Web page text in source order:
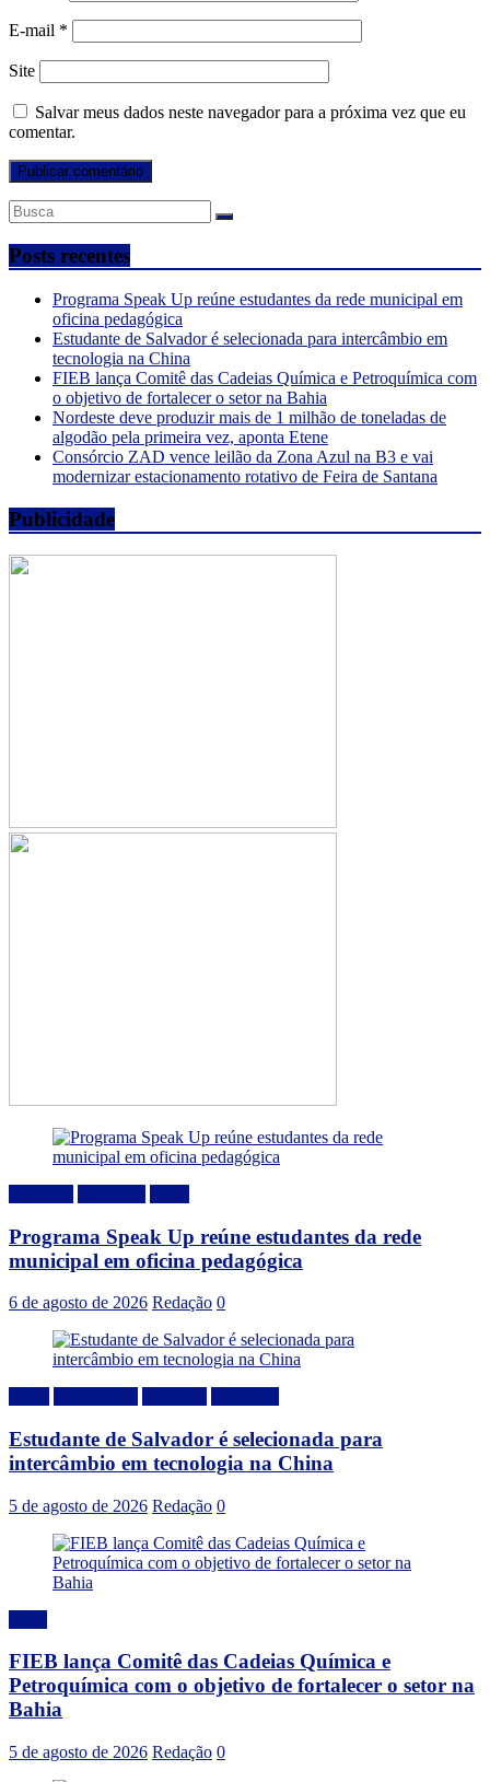
E-mail *
Site
Salvar meus dados neste navegador para a próxima vez que eu
comentar.
Posts recentes
Programa Speak Up reúne estudantes da rede municipal em
oficina pedagógica
Estudante de Salvador é selecionada para intercâmbio em
tecnologia na China
FIEB lança Comitê das Cadeias Química e Petroquímica com
o objetivo de fortalecer o setor na Bahia
Nordeste deve produzir mais de 1 milhão de toneladas de
algodão pela primeira vez, aponta Etene
Consórcio ZAD vence leilão da Zona Azul na B3 e vai
modernizar estacionamento rotativo de Feira de Santana
Publicidade
Programa Speak Up reúne estudantes da rede
municipal em oficina pedagógica
6 de agosto de 2026 Redação 0
Estudante de Salvador é selecionada para
intercâmbio em tecnologia na China
5 de agosto de 2026 Redação 0
FIEB lança Comitê das Cadeias Química e
Petroquímica com o objetivo de fortalecer o setor na
Bahia
5 de agosto de 2026 Redação 0